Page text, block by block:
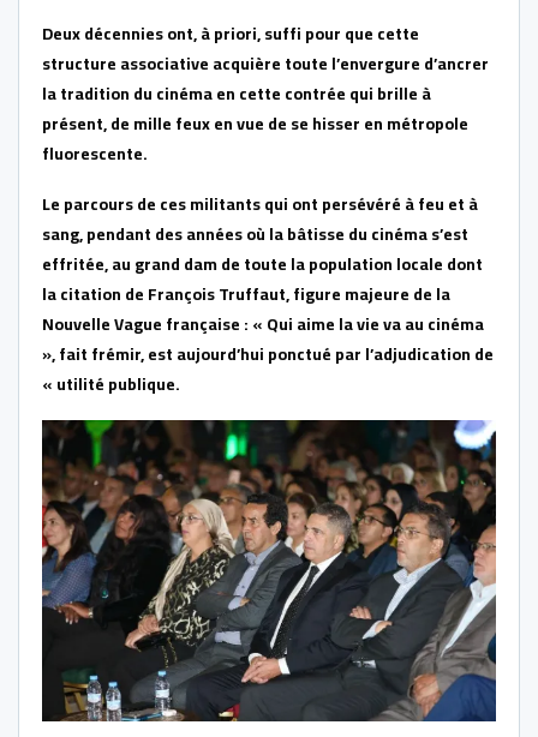
Deux décennies ont, à priori, suffi pour que cette
structure associative acquière toute l’envergure d’ancrer
la tradition du cinéma en cette contrée qui brille à
présent, de mille feux en vue de se hisser en métropole
fluorescente.
Le parcours de ces militants qui ont persévéré à feu et à
sang, pendant des années où la bâtisse du cinéma s’est
effritée, au grand dam de toute la population locale dont
la citation de François Truffaut, figure majeure de la
Nouvelle Vague française : « Qui aime la vie va au cinéma
», fait frémir, est aujourd’hui ponctué par l’adjudication de
« utilité publique.